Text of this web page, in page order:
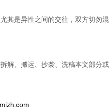
其是异性之间的交往，双方切勿
解、搬运、抄袭、洗稿本文部分或